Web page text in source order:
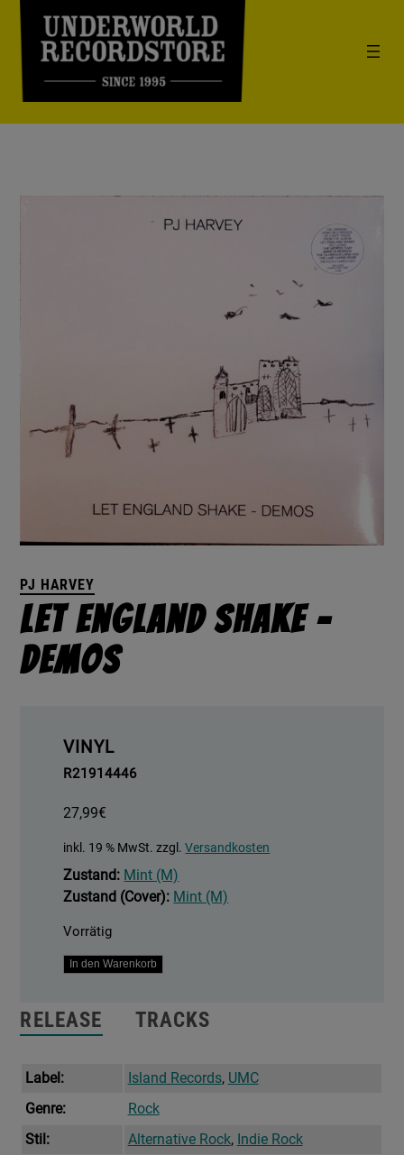
PJ HARVEY
Let England Shake –
Demos
VINYL
R21914446
27,99€
inkl. 19 % MwSt. zzgl.Versandkosten
Zustand: Mint (M)
Zustand (Cover): Mint (M)
Vorrätig
Let
-
Menge
In den Warenkorb
RELEASE TRACKS
Label: Island Records, UMC
Genre:
Rock
Stil:
Alternative Rock, Indie Rock